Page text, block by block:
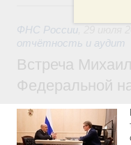
ФНС России
отчётность и аудит
Встреча
Федеральной